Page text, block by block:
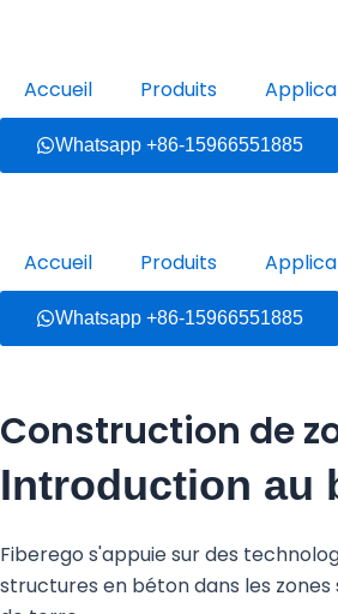
contenu
Accueil Produits
Whatsapp +86-15966551885
Accueil Produits
Whatsapp +86-15966551885
Construction de
Introduction au
Fiberego s'appuie sur des
structures en béton dans les